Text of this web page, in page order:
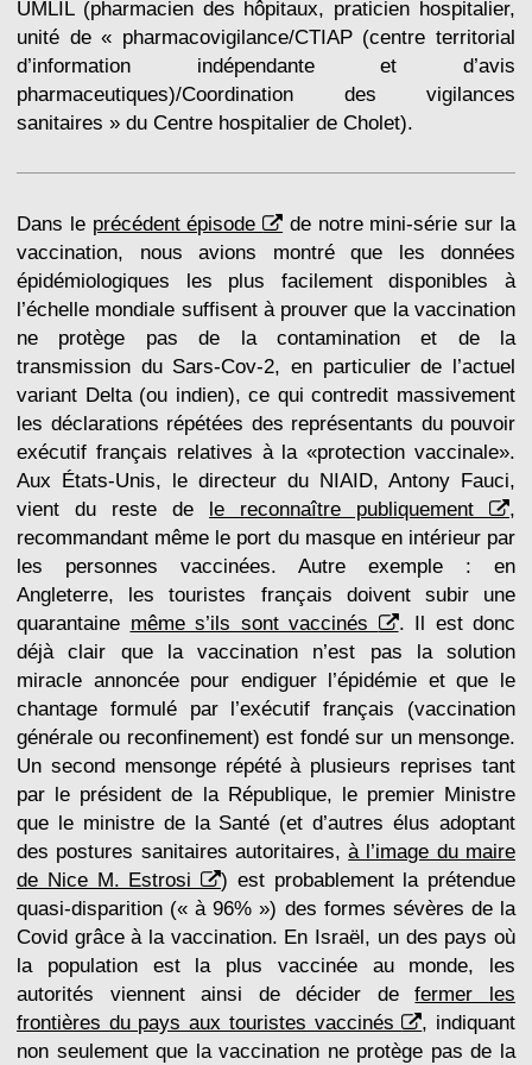
UMLIL (pharmacien des hôpitaux, praticien hospitalier,
unité de « pharmacovigilance/CTIAP (centre territorial
d’information indépendante et d’avis
pharmaceutiques)/Coordination des vigilances
sanitaires » du Centre hospitalier de Cholet).
Dans le précédent épisode
de notre mini-série sur la
vaccination, nous avions montré que les données
épidémiologiques les plus facilement disponibles à
l’échelle mondiale suffisent à prouver que la vaccination
ne protège pas de la contamination et de la
transmission du Sars-Cov-2, en particulier de l’actuel
variant Delta (ou indien), ce qui contredit massivement
les déclarations répétées des représentants du pouvoir
exécutif français relatives à la «protection vaccinale».
Aux États-Unis, le directeur du NIAID, Antony Fauci,
vient du reste de le reconnaître publiquement
,
recommandant même le port du masque en intérieur par
les personnes vaccinées. Autre exemple : en
Angleterre, les touristes français doivent subir une
quarantaine même s’ils sont vaccinés
. Il est donc
déjà clair que la vaccination n’est pas la solution
miracle annoncée pour endiguer l’épidémie et que le
chantage formulé par l’exécutif français (vaccination
générale ou reconfinement) est fondé sur un mensonge.
Un second mensonge répété à plusieurs reprises tant
par le président de la République, le premier Ministre
que le ministre de la Santé (et d’autres élus adoptant
des postures sanitaires autoritaires,à l’image du maire
de Nice M. Estrosi
) est probablement la prétendue
quasi-disparition (« à 96% ») des formes sévères de la
Covid grâce à la vaccination. En Israël, un des pays où
la population est la plus vaccinée au monde, les
autorités viennent ainsi de décider defermer les
frontières du pays aux touristes vaccinés
, indiquant
non seulement que la vaccination ne protège pas de la